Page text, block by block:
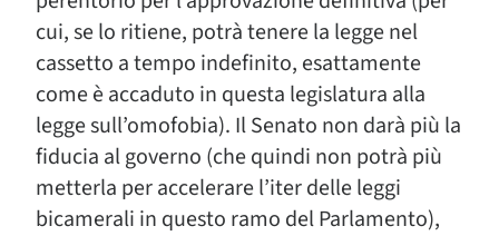
cui, se lo ritiene, potrà tenere la legge nel
cassetto a tempo indefinito, esattamente
come è accaduto in questa legislatura alla
legge sull’omofobia). Il Senato non darà più la
fiducia al governo (che quindi non potrà più
metterla per accelerare l’iter delle leggi
bicamerali in questo ramo del Parlamento),